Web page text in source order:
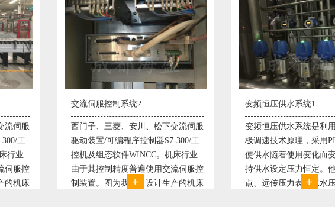
流伺服
300/工
行业
伺服控
的机床
变频恒压供水系统1
变频恒压供水系统是利用交流电机无
极调速技术原理，采用PID闭环控制
使供水随着使用变化而变化，从而维
持供水设定压力恒定。他比传统电接
点、远传压力表供水水压恒定，因此
直流调速控制系统1
西门子6RA70直流驱动
590P直流调速装置/可编
S7-300，S7-400/工控机
WINCC 冶金行业由于
普遍使用直流驱动装置